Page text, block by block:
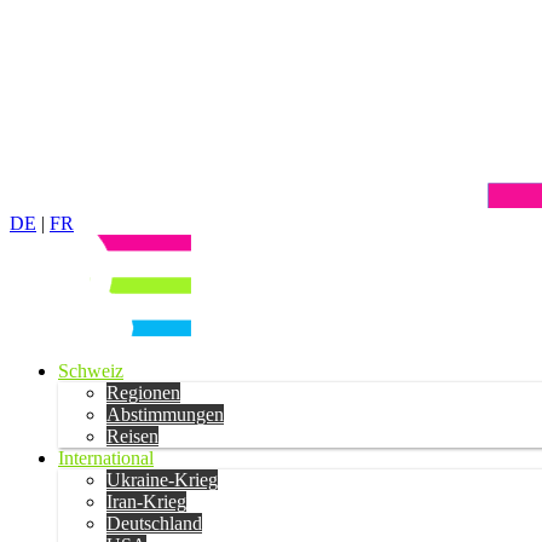
DE | FR
Schweiz
Regionen
Abstimmungen
Reisen
International
Ukraine-Krieg
Iran-Krieg
Deutschland